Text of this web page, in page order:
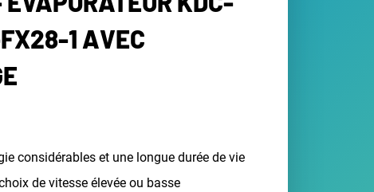
1 AVEC
considérables et une longue durée de vie
de vitesse élevée ou basse